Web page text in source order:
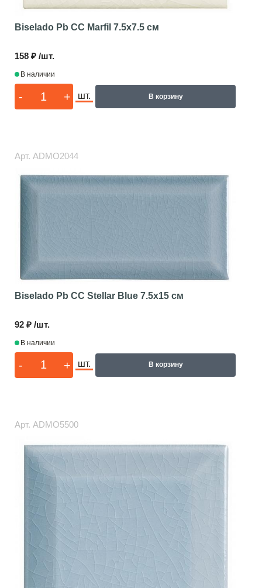
Biselado Pb CC Marfil 7.5x7.5 см
158 ₽ /шт.
В наличии
- + шт. В корзину
Арт. ADMO2044
Biselado Pb CC Stellar Blue 7.5x15 см
92 ₽ /шт.
В наличии
- + шт. В корзину
Арт. ADMO5500